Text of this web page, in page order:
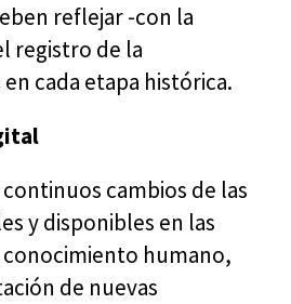
reflejar -con la
registro de la
cada etapa histórica.
cambios de las
y disponibles en las
humano,
de nuevas